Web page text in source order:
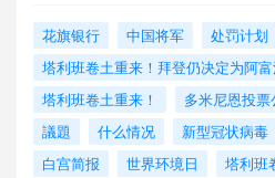
花旗银行 中国将军 处罚计划
塔利班卷土重来！拜登仍决定为阿
塔利班卷土重来！
多米尼恩投票
議題
什么情况 新型冠状病毒
白宫简报
世界环境日 塔利班